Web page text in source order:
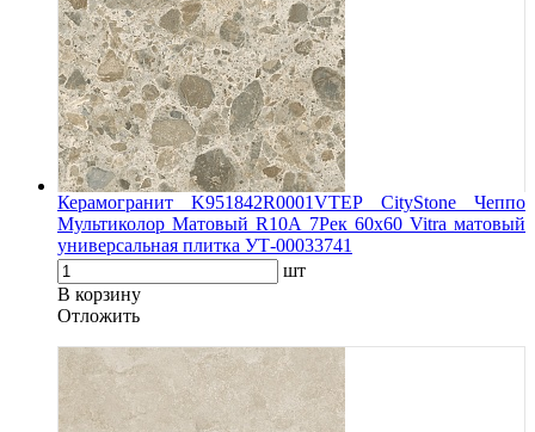
Керамогранит K951842R0001VTEP CityStone Чеппо
Мультиколор Матовый R10A 7Рек 60x60 Vitra матовый
универсальная плитка УТ-00033741
шт
В корзину
Oтложить